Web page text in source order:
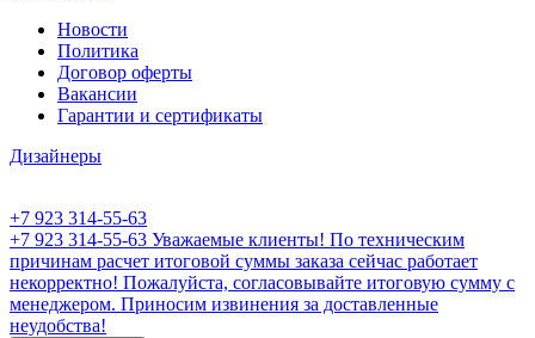
Новости
Политика
Договор оферты
Вакансии
Гарантии и сертификаты
Дизайнеры
+7 923 314-55-63
+7 923 314-55-63 Уважаемые клиенты! По техническим
причинам расчет итоговой суммы заказа сейчас работает
некорректно! Пожалуйста, согласовывайте итоговую сумму с
менеджером. Приносим извинения за доставленные
неудобства!